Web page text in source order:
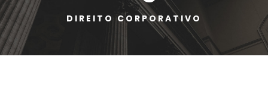
DIREITO CORPORATIVO